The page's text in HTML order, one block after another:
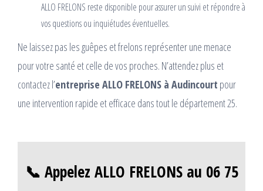
ALLO FRELONS reste disponible pour assurer un suivi et répondre à
vos questions ou inquiétudes éventuelles.
Ne laissez pas les guêpes et frelons représenter une menace
pour votre santé et celle de vos proches. N’attendez plus et
contactez l’entreprise ALLO FRELONS à Audincourt pour
une intervention rapide et efficace dans tout le département 25.
📞 Appelez ALLO FRELONS au 06 75